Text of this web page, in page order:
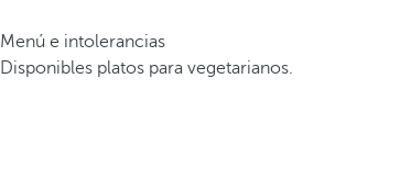
Menú e intolerancias
Disponibles platos para vegetarianos.